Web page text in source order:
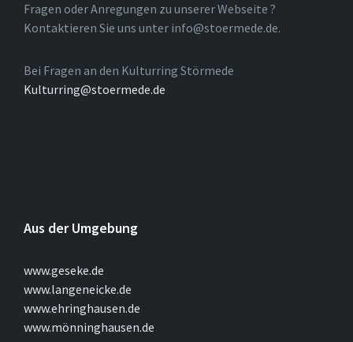
Fragen oder Anregungen zu unserer Webseite ?
Kontaktieren Sie uns unter info@stoermede.de.
Bei Fragen an den Kulturring Störmede
Kulturring@stoermede.de
Aus der Umgebung
www.geseke.de
www.langeneicke.de
www.ehringhausen.de
www.mönninghausen.de